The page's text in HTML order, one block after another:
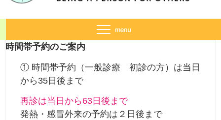
時間帯予約のご案内
① 時間帯予約（一般診療 初診の方）は当日
から35日後まで
再診は当日から63日後まで
発熱・感冒外来の予約は２日後まで